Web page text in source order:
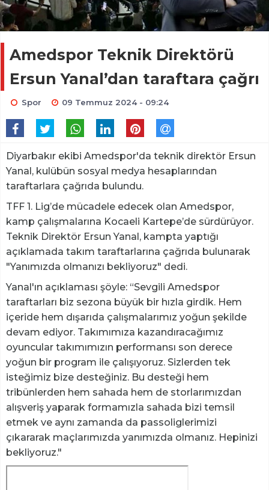
Amedspor Teknik Direktörü
Ersun Yanal’dan taraftara çağrı
Spor 09 Temmuz 2024 - 09:24
Diyarbakır ekibi Amedspor'da teknik direktör Ersun
Yanal, kulübün sosyal medya hesaplarından
taraftarlara çağrıda bulundu.
TFF 1. Lig’de mücadele edecek olan Amedspor,
kamp çalışmalarına Kocaeli Kartepe’de sürdürüyor.
Teknik Direktör Ersun Yanal, kampta yaptığı
açıklamada takım taraftarlarına çağrıda bulunarak
"Yanımızda olmanızı bekliyoruz" dedi.
Yanal'ın açıklaması şöyle: “Sevgili Amedspor
taraftarları biz sezona büyük bir hızla girdik. Hem
içeride hem dışarıda çalışmalarımız yoğun şekilde
devam ediyor. Takımımıza kazandıracağımız
oyuncular takımımızın performansı son derece
yoğun bir program ile çalışıyoruz. Sizlerden tek
isteğimiz bize desteğiniz. Bu desteği hem
tribünlerden hem sahada hem de storlarımızdan
alışveriş yaparak formamızla sahada bizi temsil
etmek ve aynı zamanda da passoliglerimizi
çıkararak maçlarımızda yanımızda olmanız. Hepinizi
bekliyoruz."